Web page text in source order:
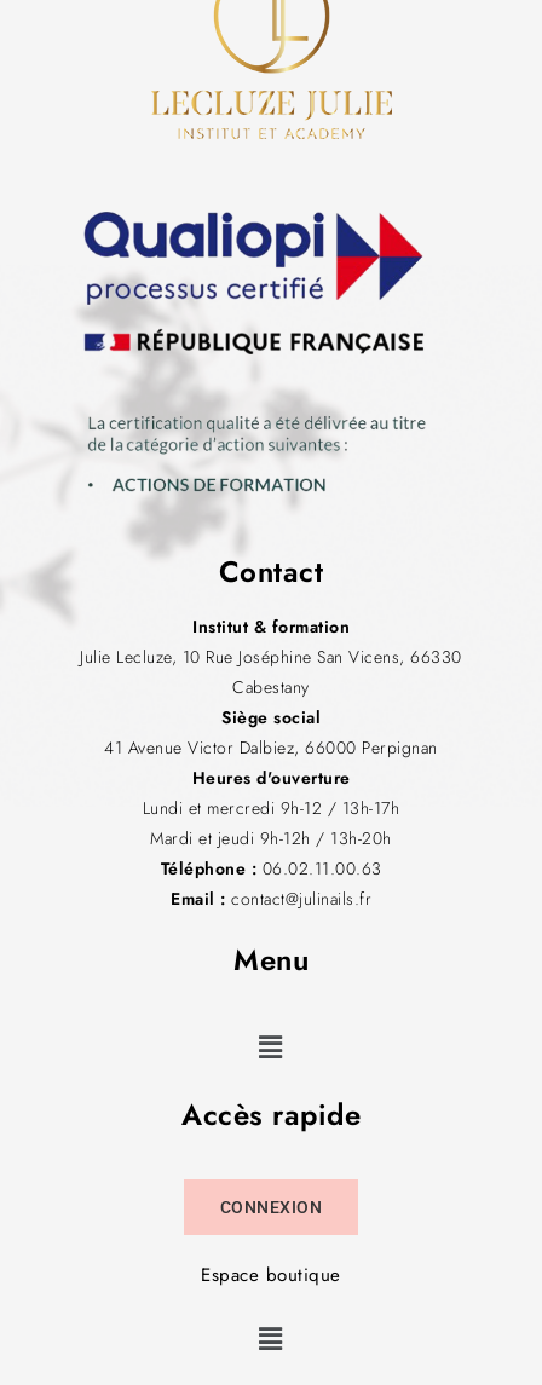
Contact
Institut & formation
Julie Lecluze, 10 Rue Joséphine San Vicens, 66330
Cabestany
Siège social
41 Avenue Victor Dalbiez, 66000 Perpignan
Heures d'ouverture
Lundi et mercredi 9h-12 / 13h-17h
Mardi et jeudi 9h-12h / 13h-20h
Téléphone : 06.02.11.00.63
Email : contact@julinails.fr
Menu
Accès rapide
CONNEXION
Espace boutique